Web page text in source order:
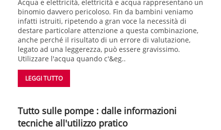
Acqua e elettricità, elettricità e acqua rappresentano un
binomio davvero pericoloso. Fin da bambini veniamo
infatti istruiti, ripetendo a gran voce la necessità di
destare particolare attenzione a questa combinazione,
anche perché il risultato di un errore di valutazione,
legato ad una leggerezza, può essere gravissimo.
Utilizzare l'acqua quando c'&eg..
LEGGI TUTTO
Tutto sulle pompe : dalle informazioni
tecniche all'utilizzo pratico